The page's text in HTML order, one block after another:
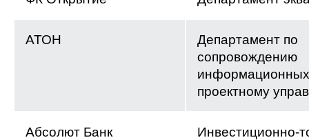
АТОН
Департамент по
сопровождению
проектному
Абсолют Банк
Инвестиционно-